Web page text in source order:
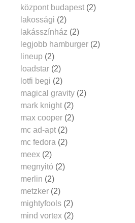
központ budapest (2)
lakossági (2)
lakásszínház (2)
legjobb hamburger (2)
lineup (2)
loadstar (2)
lotfi begi (2)
magical gravity (2)
mark knight (2)
max cooper (2)
mc ad-apt (2)
mc fedora (2)
meex (2)
megnyitó (2)
merlin (2)
metzker (2)
mightyfools (2)
mind vortex (2)